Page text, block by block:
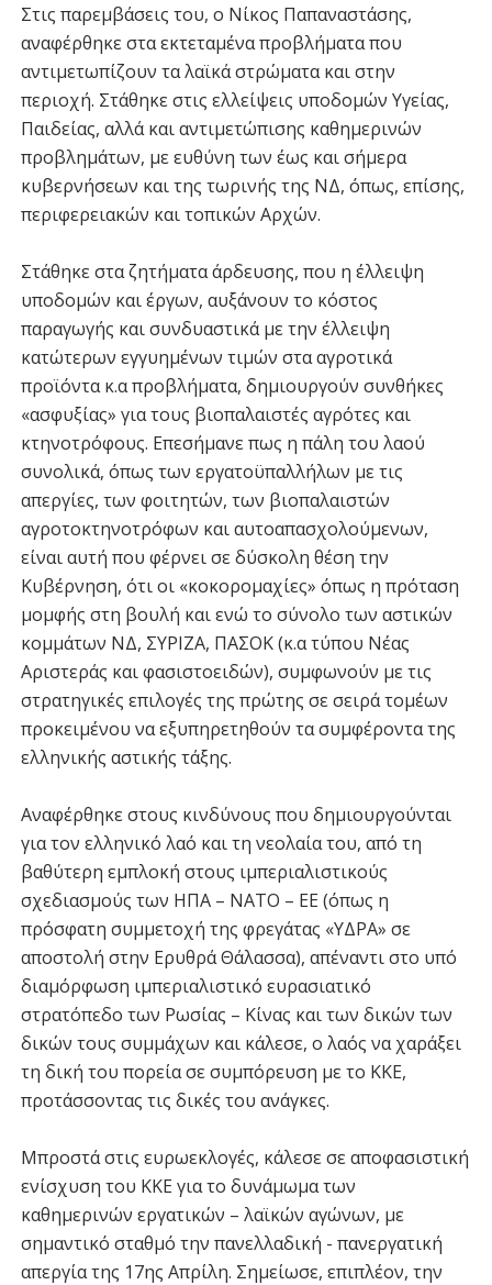
Στις παρεμβάσεις του, ο Νίκος Παπαναστάσης,
αναφέρθηκε στα εκτεταμένα προβλήματα που
αντιμετωπίζουν τα λαϊκά στρώματα και στην
περιοχή. Στάθηκε στις ελλείψεις υποδομών Υγείας,
Παιδείας, αλλά και αντιμετώπισης καθημερινών
προβλημάτων, με ευθύνη των έως και σήμερα
κυβερνήσεων και της τωρινής της ΝΔ, όπως, επίσης,
περιφερειακών και τοπικών Αρχών.
Στάθηκε στα ζητήματα άρδευσης, που η έλλειψη
υποδομών και έργων, αυξάνουν το κόστος
παραγωγής και συνδυαστικά με την έλλειψη
κατώτερων εγγυημένων τιμών στα αγροτικά
προϊόντα κ.α προβλήματα, δημιουργούν συνθήκες
«ασφυξίας» για τους βιοπαλαιστές αγρότες και
κτηνοτρόφους. Επεσήμανε πως η πάλη του λαού
συνολικά, όπως των εργατοϋπαλλήλων με τις
απεργίες, των φοιτητών, των βιοπαλαιστών
αγροτοκτηνοτρόφων και αυτοαπασχολούμενων,
είναι αυτή που φέρνει σε δύσκολη θέση την
Κυβέρνηση, ότι οι «κοκορομαχίες» όπως η πρόταση
μομφής στη βουλή και ενώ το σύνολο των αστικών
κομμάτων ΝΔ, ΣΥΡΙΖΑ, ΠΑΣΟΚ (κ.α τύπου Νέας
Αριστεράς και φασιστοειδών), συμφωνούν με τις
στρατηγικές επιλογές της πρώτης σε σειρά τομέων
προκειμένου να εξυπηρετηθούν τα συμφέροντα της
ελληνικής αστικής τάξης.
Αναφέρθηκε στους κινδύνους που δημιουργούνται
για τον ελληνικό λαό και τη νεολαία του, από τη
βαθύτερη εμπλοκή στους ιμπεριαλιστικούς
σχεδιασμούς των ΗΠΑ – ΝΑΤΟ – ΕΕ (όπως η
πρόσφατη συμμετοχή της φρεγάτας «ΥΔΡΑ» σε
αποστολή στην Ερυθρά Θάλασσα), απέναντι στο υπό
διαμόρφωση ιμπεριαλιστικό ευρασιατικό
στρατόπεδο των Ρωσίας – Κίνας και των δικών των
δικών τους συμμάχων και κάλεσε, ο λαός να χαράξει
τη δική του πορεία σε συμπόρευση με το ΚΚΕ,
προτάσσοντας τις δικές του ανάγκες.
Μπροστά στις ευρωεκλογές, κάλεσε σε αποφασιστική
ενίσχυση του ΚΚΕ για το δυνάμωμα των
καθημερινών εργατικών – λαϊκών αγώνων, με
σημαντικό σταθμό την πανελλαδική - πανεργατική
απεργία της 17ης Απρίλη. Σημείωσε, επιπλέον, την